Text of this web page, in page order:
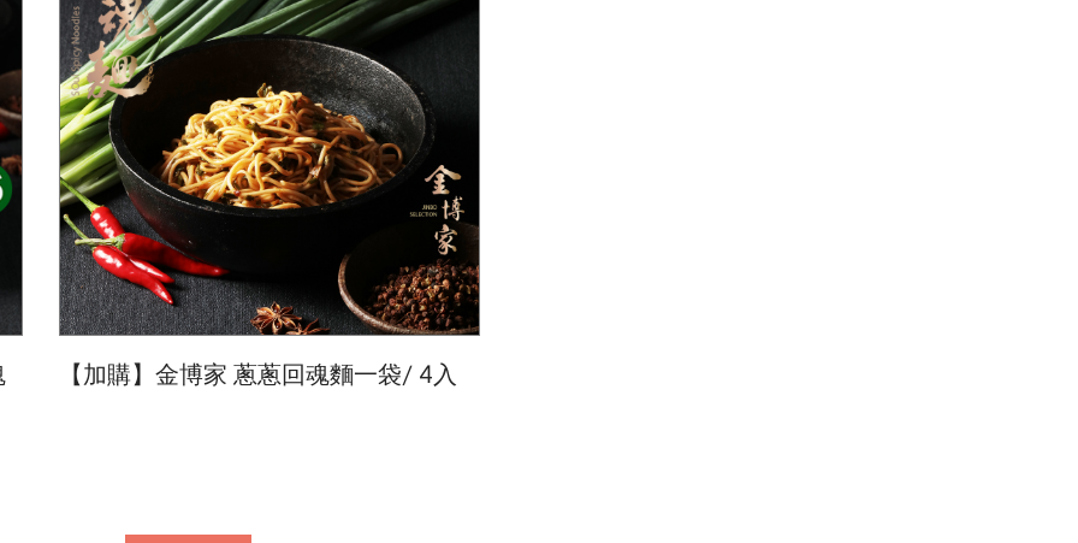
【加購】金博家 蔥蔥回魂麵一袋/ 4入